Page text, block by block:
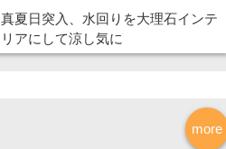
真夏日突入、水回りを大理石インテ
リアにして涼し気に
more